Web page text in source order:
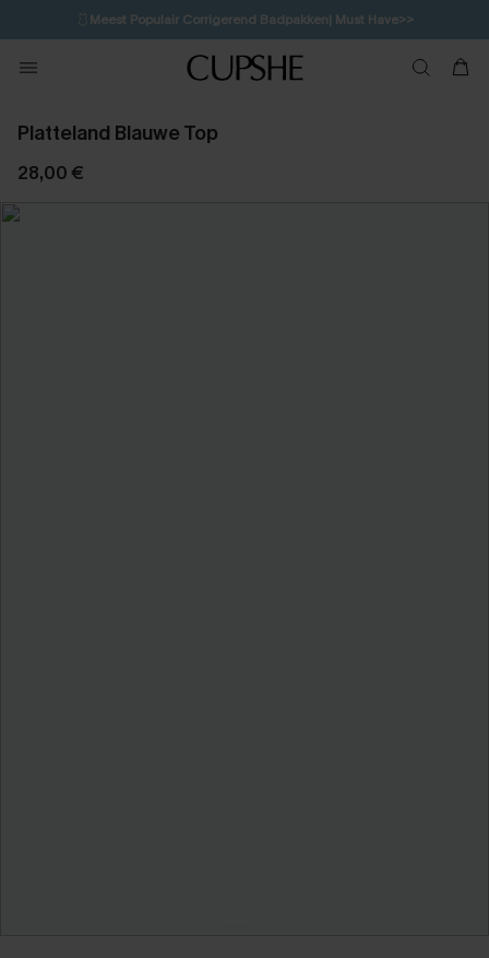
🩱Meest Populair Corrigerend Badpakken| Must Have>>
💌Abonneer je & ontvang tot 15% korting>>
Koop 3, krijg 15% korting | CODE: SW15
Platteland Blauwe Top
28,00 €